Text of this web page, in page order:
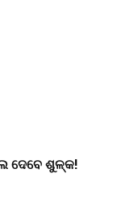
ଦେବେ ଶୁଳ୍କ!